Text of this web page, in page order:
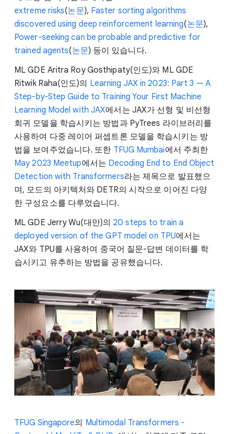
extreme risks(논문), Faster sorting algorithms
discovered using deep reinforcement learning(논문),
Power-seeking can be probable and predictive for
trained agents(논문) 등이 있습니다.
ML GDE Aritra Roy Gosthipaty(인도)와 ML GDE
Ritwik Raha(인도)의 Learning JAX in 2023: Part 3 — A
Step-by-Step Guide to Training Your First Machine
Learning Model with JAX에서는 JAX가 선형 및 비선형
회귀 모델을 학습시키는 방법과 PyTrees 라이브러리를
사용하여 다중 레이어 퍼셉트론 모델을 학습시키는 방
법을 보여주었습니다. 또한 TFUG Mumbai에서 주최한
May 2023 Meetup에서는 Decoding End to End Object
Detection with Transformers라는 제목으로 발표했으
며, 모드의 아키텍처와 DETR의 시작으로 이어진 다양
한 구성요소를 다루었습니다.
ML GDE Jerry Wu(대만)의 20 steps to train a
deployed version of the GPT model on TPU에서는
JAX와 TPU를 사용하여 중국어 질문-답변 데이터를 학
습시키고 유추하는 방법을 공유했습니다.
TFUG Singapore의 Multimodal Transformers -